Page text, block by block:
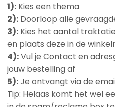
1): Kies een thema
2): Doorloop alle
3): Kies het aantal
en plaats deze in de
4):Vul je Contact en
jouw bestelling af
5):Je ontvangt via de
Tip: Helaas komt het wel